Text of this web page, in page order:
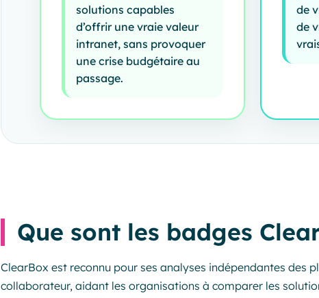
solutions capables
d’offrir une vraie valeur
intranet, sans provoquer
une crise budgétaire au
passage.
de
de
Que sont les badges
ClearBox est reconnu pour ses analyses indépendantes des
collaborateur, aidant les organisations à comparer les